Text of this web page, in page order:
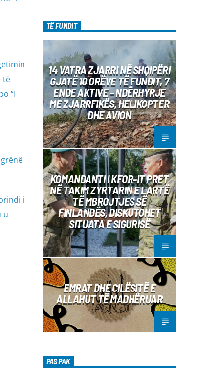
të
“I
i
u
TË FUNDIT
14 VATRA ZJARRI NË SHQIPËRI
GJATË 10 ORËVE TË FUNDIT, 7
ENDE AKTIVE – NDËRHYRJE
ME ZJARRFIKËS, HELIKOPTER
DHE AVION
KOMANDANTI I KFOR-IT PRET
NË TAKIM ZYRTARIN E LARTË
TË MBROJTJES SË
FINLANDËS, DISKUTOHET
SITUATA E SIGURISË
EMRAT DHE CILËSITË E
ALLAHUT TË MADHËRUAR
PAS PAK